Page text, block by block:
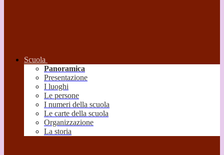
Scuola
Panoramica
Presentazione
I luoghi
Le persone
I numeri della scuola
Le carte della scuola
Organizzazione
La storia